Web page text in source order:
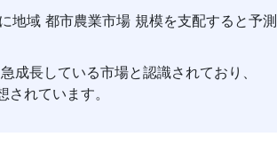
地域 都市農業市場 規模を支配すると予測
成長している市場と認識されており、
れています。